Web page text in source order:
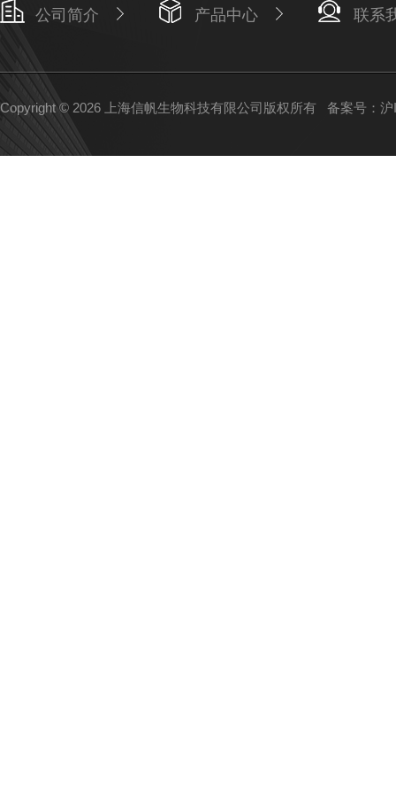
公司简介 产品中心 联系
Copyright © 2026 上海信帆生物科技有限公司版权所有 备案号：